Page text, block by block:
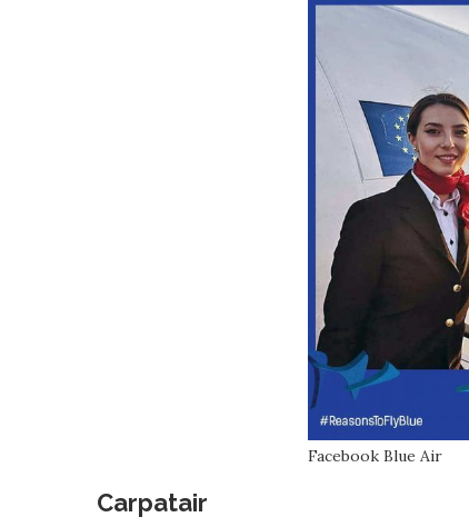
Facebook Blue Air
Carpatair